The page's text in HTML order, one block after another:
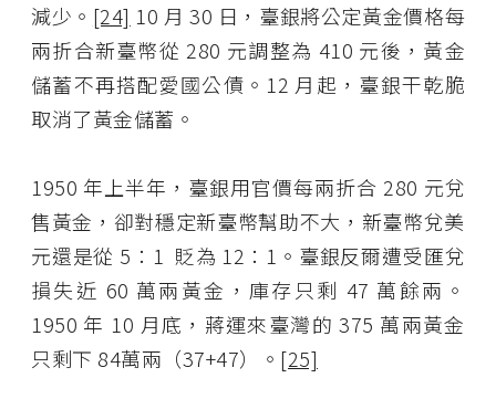
減少。 [24] 10 月 30 日，臺銀將公定黃金價格每
兩折合新臺幣從 280 元調整為 410 元後，黃金
儲蓄不再搭配愛國公債。12 月起，臺銀干乾脆
取消了黃金儲蓄。
1950 年上半年，臺銀用官價每兩折合 280 元兌
售黃金，卻對穩定新臺幣幫助不大，新臺幣兌美
元還是從 5：1 貶為 12：1。臺銀反爾遭受匯兌
損失近 60 萬兩黃金，庫存只剩 47 萬餘兩。
1950 年 10 月底，蔣運來臺灣的 375 萬兩黃金
只剩下 84萬兩（37+47）。 [25]